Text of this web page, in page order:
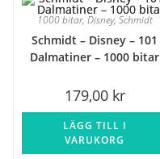
1000 bitar, Disney, Schmidt
Schmidt – Disney – 101
Dalmatiner – 1000 bitar
179,00 kr
LÄGG TILL I
VARUKORG